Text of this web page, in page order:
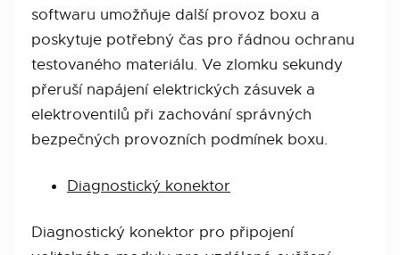
softwaru umožňuje další provoz boxu a
poskytuje potřebný čas pro řádnou ochranu
testovaného materiálu. Ve zlomku sekundy
přeruší napájení elektrických zásuvek a
elektroventilů při zachování správných
bezpečných provozních podmínek boxu.
Diagnostický konektor
Diagnostický konektor pro připojení